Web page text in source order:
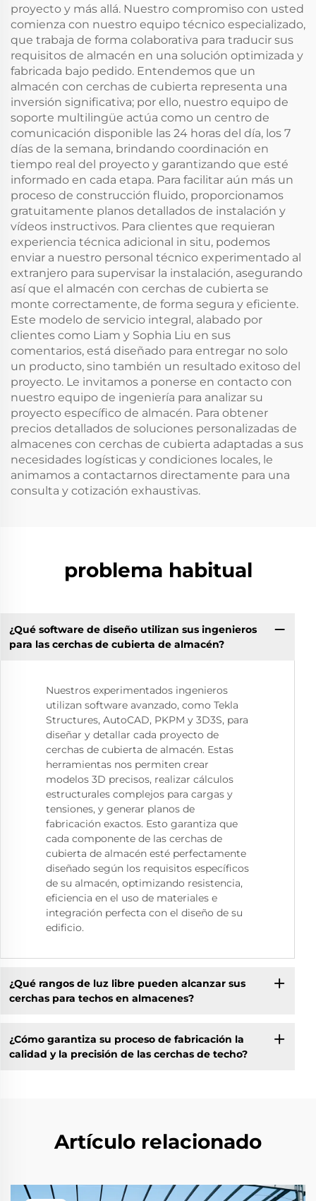
proyecto y más allá. Nuestro compromiso con usted
comienza con nuestro equipo técnico especializado,
que trabaja de forma colaborativa para traducir sus
requisitos de almacén en una solución optimizada y
fabricada bajo pedido. Entendemos que un
almacén con cerchas de cubierta representa una
inversión significativa; por ello, nuestro equipo de
soporte multilingüe actúa como un centro de
comunicación disponible las 24 horas del día, los 7
días de la semana, brindando coordinación en
tiempo real del proyecto y garantizando que esté
informado en cada etapa. Para facilitar aún más un
proceso de construcción fluido, proporcionamos
gratuitamente planos detallados de instalación y
vídeos instructivos. Para clientes que requieran
experiencia técnica adicional in situ, podemos
enviar a nuestro personal técnico experimentado al
extranjero para supervisar la instalación, asegurando
así que el almacén con cerchas de cubierta se
monte correctamente, de forma segura y eficiente.
Este modelo de servicio integral, alabado por
clientes como Liam y Sophia Liu en sus
comentarios, está diseñado para entregar no solo
un producto, sino también un resultado exitoso del
proyecto. Le invitamos a ponerse en contacto con
nuestro equipo de ingeniería para analizar su
proyecto específico de almacén. Para obtener
precios detallados de soluciones personalizadas de
almacenes con cerchas de cubierta adaptadas a sus
necesidades logísticas y condiciones locales, le
animamos a contactarnos directamente para una
consulta y cotización exhaustivas.
problema habitual
¿Qué software de diseño utilizan sus ingenieros
para las cerchas de cubierta de almacén?
Nuestros experimentados ingenieros
utilizan software avanzado, como Tekla
Structures, AutoCAD, PKPM y 3D3S, para
diseñar y detallar cada proyecto de
cerchas de cubierta de almacén. Estas
herramientas nos permiten crear
modelos 3D precisos, realizar cálculos
estructurales complejos para cargas y
tensiones, y generar planos de
fabricación exactos. Esto garantiza que
cada componente de las cerchas de
cubierta de almacén esté perfectamente
diseñado según los requisitos específicos
de su almacén, optimizando resistencia,
eficiencia en el uso de materiales e
integración perfecta con el diseño de su
edificio.
¿Qué rangos de luz libre pueden alcanzar sus
cerchas para techos en almacenes?
¿Cómo garantiza su proceso de fabricación la
calidad y la precisión de las cerchas de techo?
Artículo relacionado